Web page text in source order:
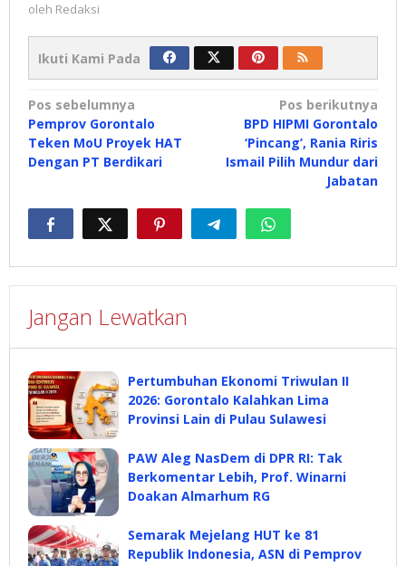
oleh Redaksi
Ikuti Kami Pada
Navigasi
pos
Pos sebelumnya
Pemprov Gorontalo
Teken MoU Proyek HAT
Dengan PT Berdikari
Pos berikutnya
BPD HIPMI Gorontalo
‘Pincang’, Rania Riris
Ismail Pilih Mundur dari
Jabatan
Jangan Lewatkan
Pertumbuhan Ekonomi Triwulan II
2026: Gorontalo Kalahkan Lima
Provinsi Lain di Pulau Sulawesi
PAW Aleg NasDem di DPR RI: Tak
Berkomentar Lebih, Prof. Winarni
Doakan Almarhum RG
Semarak Mejelang HUT ke 81
Republik Indonesia, ASN di Pemprov